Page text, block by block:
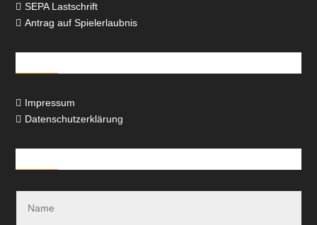
 SEPA Lastschrift
 Antrag auf Spielerlaubnis
 Impressum
 Datenschutzerklärung